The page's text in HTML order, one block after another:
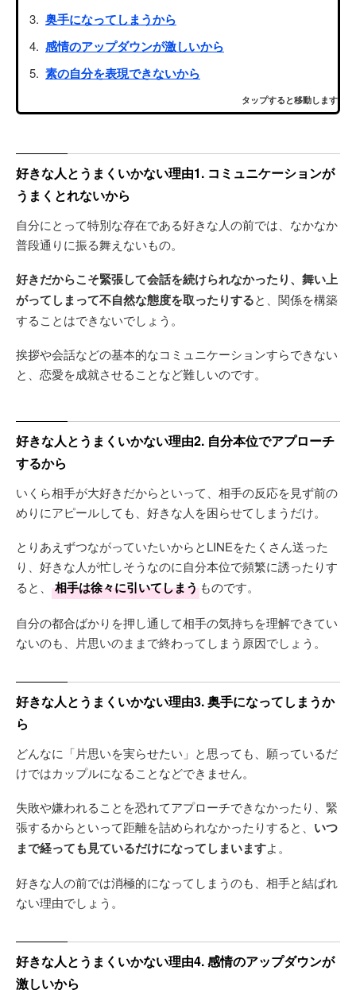
奥手になってしまうから
感情のアップダウンが激しいから
素の自分を表現できないから
タップすると移動します
好きな人とうまくいかない理由1. コミュニケーションが
うまくとれないから
自分にとって特別な存在である好きな人の前では、なかなか
普段通りに振る舞えないもの。
好きだからこそ緊張して会話を続けられなかったり、舞い上
がってしまって不自然な態度を取ったりすると、関係を構築
することはできないでしょう。
挨拶や会話などの基本的なコミュニケーションすらできない
と、恋愛を成就させることなど難しいのです。
好きな人とうまくいかない理由2. 自分本位でアプローチ
するから
いくら相手が大好きだからといって、相手の反応を見ず前の
めりにアピールしても、好きな人を困らせてしまうだけ。
とりあえずつながっていたいからとLINEをたくさん送った
り、好きな人が忙しそうなのに自分本位で頻繁に誘ったりす
ると、
相手は徐々に引いてしまう ものです。
自分の都合ばかりを押し通して相手の気持ちを理解できてい
ないのも、片思いのままで終わってしまう原因でしょう。
好きな人とうまくいかない理由3. 奥手になってしまうか
ら
どんなに「片思いを実らせたい」と思っても、願っているだ
けではカップルになることなどできません。
失敗や嫌われることを恐れてアプローチできなかったり、緊
張するからといって距離を詰められなかったりすると、 いつ
まで経っても見ているだけになってしまいますよ。
好きな人の前では消極的になってしまうのも、相手と結ばれ
ない理由でしょう。
好きな人とうまくいかない理由4. 感情のアップダウンが
激しいから